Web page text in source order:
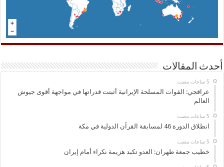
أحدث المقالات
عراقجي: القوات المسلحة الإيرانية أثبتت قدراتها في مواجهة أقوى جيوش
العالم
انطلاق الدورة 46 لمسابقة القرآن الدولية في مكة
خطيب جمعة طهران: العدو تكبد هزيمة نكراء أمام إيران